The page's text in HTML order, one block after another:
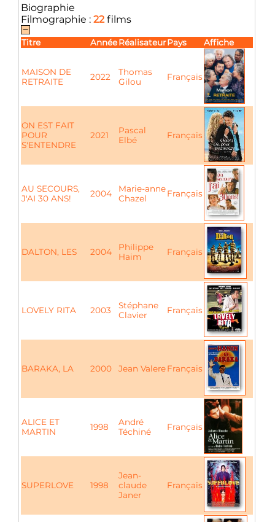
Biographie
Filmographie : 22films
Titre AnnéeRéalisateurPays Affiche
MAISON DE
RETRAITE
2022
Thomas
Gilou
Français
ON EST FAIT
POUR
S'ENTENDRE
2021
Pascal
Elbé
Français
AU SECOURS,
J'AI 30 ANS!
2004
Marie-anne
Chazel
Français
DALTON, LES 2004
Philippe
Haim
Français
LOVELY RITA 2003
Stéphane
Clavier
Français
BARAKA, LA 2000 Jean ValereFrançais
ALICE ET
MARTIN
1998
André
Téchiné
Français
SUPERLOVE 1998
Jean-
claude
Janer
Français